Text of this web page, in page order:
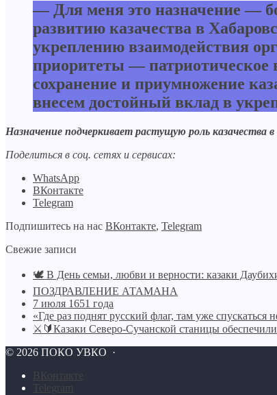
— Для меня это назначение —
развитию казачества в
укреплению взаимодействия
приоритеты — патриотическое
сохранение и приумножение
внесем достойный вклад в
Назначение подчеркивает растущую роль казачества
Поделиться в соц. сетях и сервисах:
WhatsApp
ВКонтакте
Telegram
Подпишитесь на нас ВКонтакте, Telegram
Свежие записи
🕊️ В День семьи, любви и верности: казаки
ПОЗДРАВЛЕНИЕ АТАМАНА
7 июля 1651 года
«Где раз поднят русский флаг, там уже спускаться
⚔🔰Казаки Северо-Сучанской станицы
© 2026 ПОКО УВКО ·
BКонтакте
Telegram